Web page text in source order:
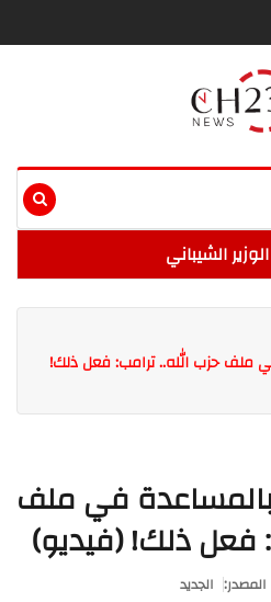
الشيباني
ملف حزب الله.. ترامب: فعل ذلك!
بالمساعدة في ملف
فعل ذلك! (فيديو)
الجديد :المصدر